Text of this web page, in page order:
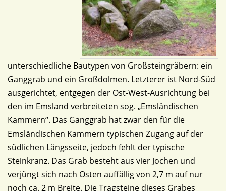
unterschiedliche Bautypen von Großsteingräbern: ein
Ganggrab und ein Großdolmen. Letzterer ist Nord-Süd
ausgerichtet, entgegen der Ost-West-Ausrichtung bei
den im Emsland verbreiteten sog. „Emsländischen
Kammern“. Das Ganggrab hat zwar den für die
Emsländischen Kammern typischen Zugang auf der
südlichen Längsseite, jedoch fehlt der typische
Steinkranz. Das Grab besteht aus vier Jochen und
verjüngt sich nach Osten auffällig von 2,7 m auf nur
noch ca. 2 m Breite. Die Tragsteine dieses Grabes